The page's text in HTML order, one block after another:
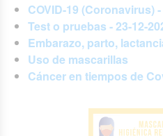
COVID-19 (Coronavirus)
Test o pruebas - 23-12-
Embarazo, parto,
Uso de mascarillas
Cáncer en tiempos de